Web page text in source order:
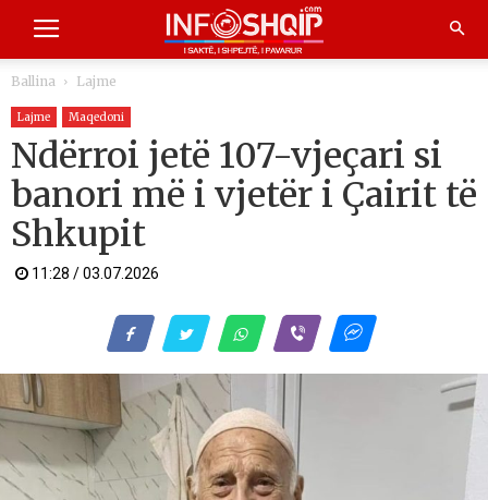
Ballina Lajme
Lajme Maqedoni
Ndërroi jetë 107-vjeçari si
banori më i vjetër i Çairit të
Shkupit
11:28 / 03.07.2026